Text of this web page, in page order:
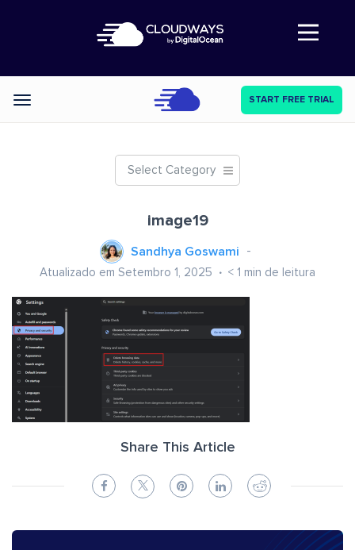
Abre a navegação
Categories START FREE TRIAL
Select Category
image19
Sandhya Goswami
Atualizado em Setembro 1, 2025 < 1 min de leitura
Share This Article